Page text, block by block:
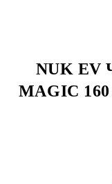
NUK EV
MAGIC